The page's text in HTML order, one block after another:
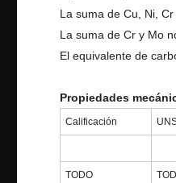
La suma de Cu, Ni,
La suma de Cr y Mo
El equivalente de
Propiedades
Calificación
TODO